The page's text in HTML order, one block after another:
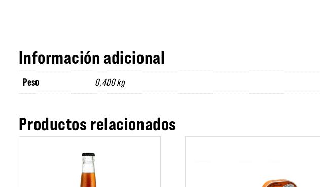
Información adicional
Peso 0,400 kg
Productos relacionados